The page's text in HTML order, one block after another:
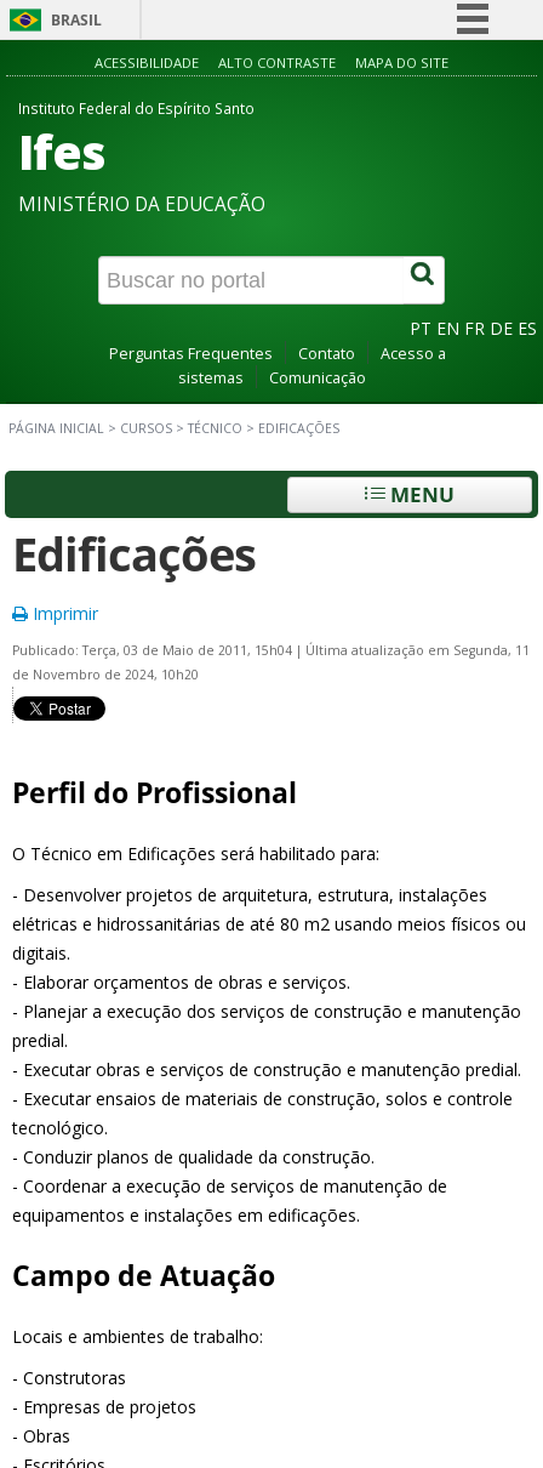
BRASIL
Simplifique!
Canais
ACESSIBILIDADE ALTO CONTRASTE MAPA DO SITE
Instituto Federal do Espírito Santo
Ifes
MINISTÉRIO DA EDUCAÇÃO
PT EN FR DE ES
Perguntas Frequentes Contato
Acesso a
sistemas
Comunicação
PÁGINA INICIAL > CURSOS >TÉCNICO > EDIFICAÇÕES
MENU
Edificações
Imprimir
Publicado: Terça, 03 de Maio de 2011, 15h04 | Última atualização em Segunda, 11
de Novembro de 2024, 10h20
Perfil do Profissional
O Técnico em Edificações será habilitado para:
- Desenvolver projetos de arquitetura, estrutura, instalações
elétricas e hidrossanitárias de até 80 m2 usando meios físicos ou
digitais.
- Elaborar orçamentos de obras e serviços.
- Planejar a execução dos serviços de construção e manutenção
predial.
- Executar obras e serviços de construção e manutenção predial.
- Executar ensaios de materiais de construção, solos e controle
tecnológico.
- Conduzir planos de qualidade da construção.
- Coordenar a execução de serviços de manutenção de
equipamentos e instalações em edificações.
Campo de Atuação
Locais e ambientes de trabalho:
- Construtoras
- Empresas de projetos
- Obras